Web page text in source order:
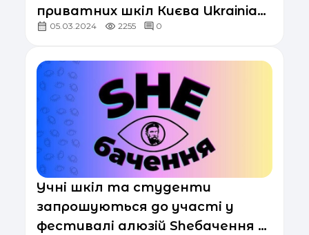
приватних шкіл Києва Ukrainian
School Forum 2024
05.03.2024 2255 0
Учні шкіл та студенти
запрошуються до участі у
фестивалі алюзій Sheбачення з